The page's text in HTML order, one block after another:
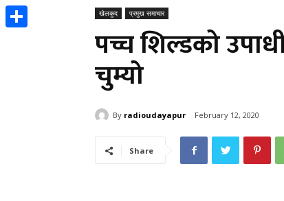
खेलकुद प्रमुख समाचार
पच्च शिल्डको
चुम्यो
By radioudayapur February 12, 2020
Share
Messenger